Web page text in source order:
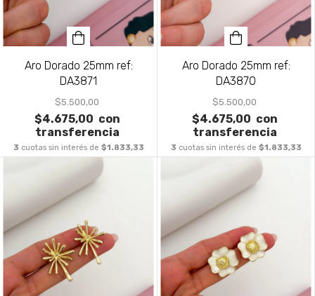
Aro Dorado 25mm ref:
DA3871
$5.500,00
$4.675,00 con
transferencia
3 cuotas sin interés de $1.833,33
Aro Dorado 25mm ref:
DA3870
$5.500,00
$4.675,00 con
transferencia
3 cuotas sin interés de $1.833,33